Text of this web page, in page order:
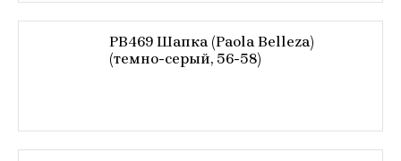
PB469 Шапка (Paola Belleza)
(темно-серый, 56-58)